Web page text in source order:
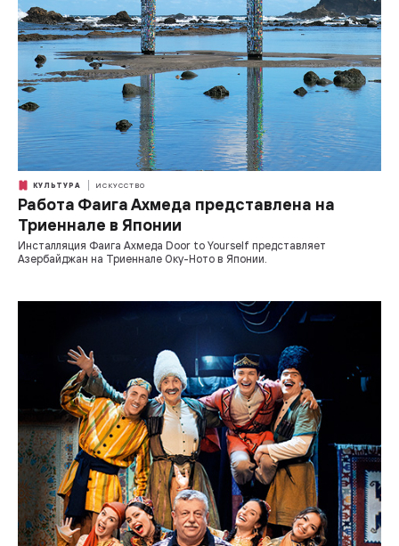
КУЛЬТУРА ИСКУССТВО
Работа Фаига Ахмеда представлена на
Триеннале в Японии
Инсталляция Фаига Ахмеда Door to Yourself представляет
Азербайджан на Триеннале Оку-Ното в Японии.